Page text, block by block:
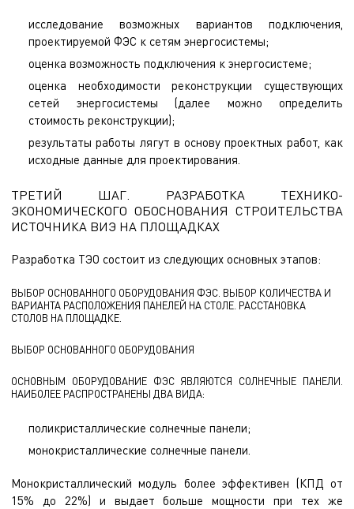
исследование возможных вариантов подключения,
проектируемой ФЭС к сетям энергосистемы;
оценка возможность подключения к энергосистеме;
оценка необходимости реконструкции существующих
сетей энергосистемы (далее можно определить
стоимость реконструкции);
результаты работы лягут в основу проектных работ, как
исходные данные для проектирования.
ТРЕТИЙ ШАГ. РАЗРАБОТКА ТЕХНИКО-
ЭКОНОМИЧЕСКОГО ОБОСНОВАНИЯ СТРОИТЕЛЬСТВА
ИСТОЧНИКА ВИЭ НА ПЛОЩАДКАХ
Разработка ТЭО состоит из следующих основных этапов:
ВЫБОР ОСНОВАННОГО ОБОРУДОВАНИЯ ФЭС. ВЫБОР КОЛИЧЕСТВА И
ВАРИАНТА РАСПОЛОЖЕНИЯ ПАНЕЛЕЙ НА СТОЛЕ. РАССТАНОВКА
СТОЛОВ НА ПЛОЩАДКЕ.
ВЫБОР ОСНОВАННОГО ОБОРУДОВАНИЯ
ОСНОВНЫМ ОБОРУДОВАНИЕ ФЭС ЯВЛЯЮТСЯ СОЛНЕЧНЫЕ ПАНЕЛИ.
НАИБОЛЕЕ РАСПРОСТРАНЕНЫ ДВА ВИДА:
поликристаллические солнечные панели;
монокристаллические солнечные панели.
Монокристаллический модуль более эффективен (КПД от
15% до 22%) и выдает больше мощности при тех же